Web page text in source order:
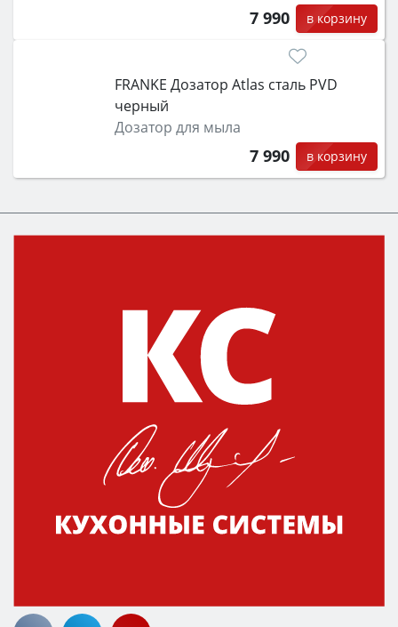
7 990 в корзину
FRANKE Дозатор Atlas сталь PVD
черный
Дозатор для мыла
7 990 в корзину